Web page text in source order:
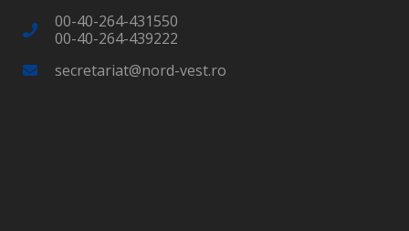
00-40-264-431550
00-40-264-439222
secretariat@nord-vest.ro